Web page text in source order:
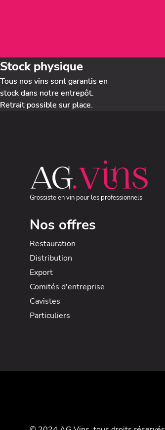
Stock physique
Tous nos vins sont garantis en
stock dans notre entrepôt.
Retrait possible sur place.
Grossiste en vin pour les professionnels
Nos offres
Restauration
Distribution
Export
Comités d'entreprise
Cavistes
Particuliers